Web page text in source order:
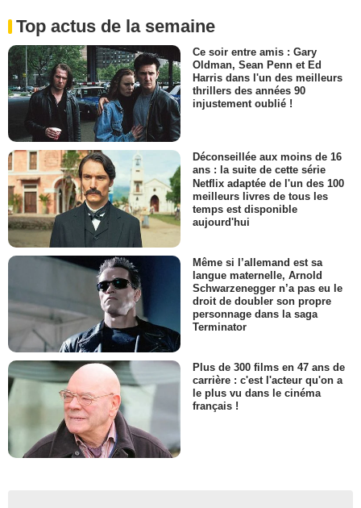
Top actus de la semaine
Ce soir entre amis : Gary
Oldman, Sean Penn et Ed
Harris dans l'un des meilleurs
thrillers des années 90
injustement oublié !
Déconseillée aux moins de 16
ans : la suite de cette série
Netflix adaptée de l'un des 100
meilleurs livres de tous les
temps est disponible
aujourd'hui
Même si l’allemand est sa
langue maternelle, Arnold
Schwarzenegger n’a pas eu le
droit de doubler son propre
personnage dans la saga
Terminator
Plus de 300 films en 47 ans de
carrière : c'est l'acteur qu'on a
le plus vu dans le cinéma
français !